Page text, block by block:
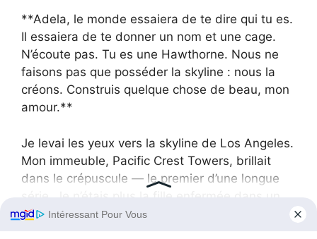
**Adela, le monde essaiera de te dire qui tu es.
Il essaiera de te donner un nom et une cage.
N’écoute pas. Tu es une Hawthorne. Nous ne
faisons pas que posséder la skyline : nous la
créons. Construis quelque chose de beau, mon
amour.**
Je levai les yeux vers la skyline de Los Angeles.
Mon immeuble, Pacific Crest Towers, brillait
dans le crépuscule — le premier d’une longue
coffre poussiéreux. J’étais l’architecte de mon